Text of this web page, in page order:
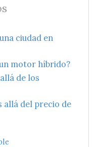
ciudad en
motor híbrido?
de los
allá del precio de